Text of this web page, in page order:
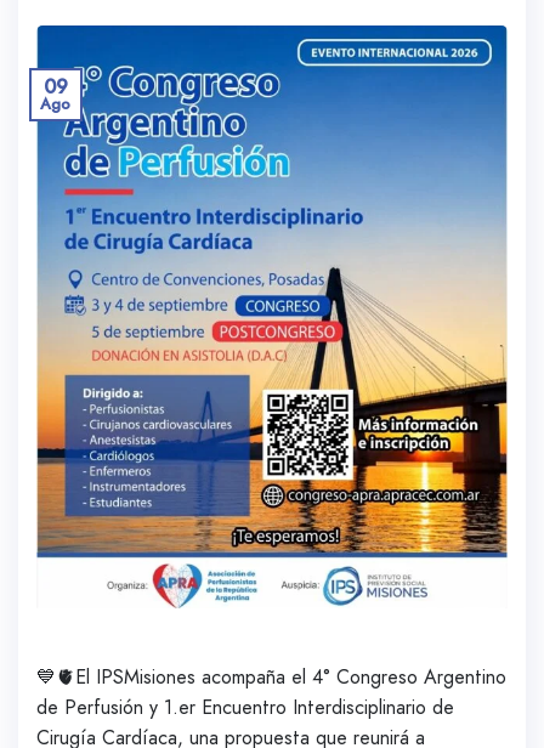
09
Ago
💙🫀El IPSMisiones acompaña el 4° Congreso Argentino
de Perfusión y 1.er Encuentro Interdisciplinario de
Cirugía Cardíaca, una propuesta que reunirá a